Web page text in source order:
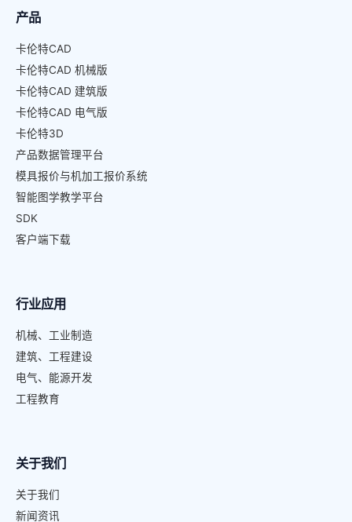
产品
卡伦特CAD
卡伦特CAD 机械版
卡伦特CAD 建筑版
卡伦特CAD 电气版
卡伦特3D
产品数据管理平台
模具报价与机加工报价系统
智能图学教学平台
SDK
客户端下载
行业应用
机械、工业制造
建筑、工程建设
电气、能源开发
工程教育
关于我们
关于我们
新闻资讯